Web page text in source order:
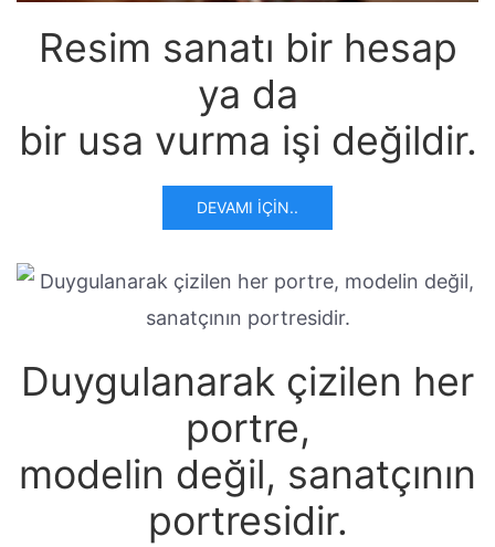
Resim sanatı bir hesap
ya da
bir usa vurma işi değildir.
DEVAMI İÇIN..
Duygulanarak çizilen her
portre,
modelin değil, sanatçının
portresidir.